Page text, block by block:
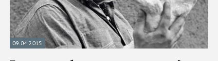
09.04.2015